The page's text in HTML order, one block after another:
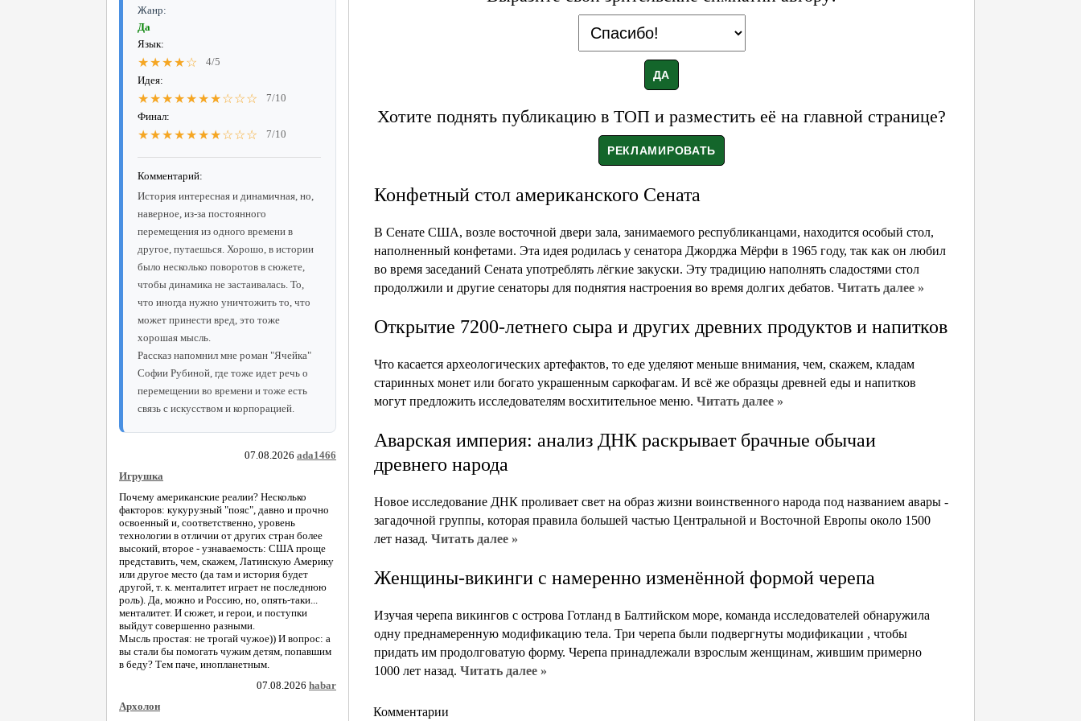
Жанр:
Да
Язык:
★★★★☆
4/5
Идея:
★★★★★★★☆☆☆
7/10
Финал:
★★★★★★★☆☆☆ 7/10
Комментарий:
История интересная и динамичная, но,
наверное, из-за постоянного
перемещения из одного времени в
другое, путаешься. Хорошо, в истории
было несколько поворотов в сюжете,
чтобы динамика не застаивалась. То,
что иногда нужно уничтожить то, что
может принести вред, это тоже
хорошая мысль.
Рассказ напомнил мне роман "Ячейка"
Софии Рубиной, где тоже идет речь о
перемещении во времени и тоже есть
связь с искусством и корпорацией.
07.08.2026 ada1466
Игрушка
Почему американские реалии? Несколько
факторов: кукурузный "пояс", давно и прочно
освоенный и, соответственно, уровень
технологии в отличии от других стран более
высокий, второе - узнаваемость: США проще
представить, чем, скажем, Латинскую Америку
или другое место (да там и история будет
другой, т. к. менталитет играет не последнюю
роль). Да, можно и Россию, но, опять-таки...
менталитет. И сюжет, и герои, и поступки
выйдут совершенно разными.
Мысль простая: не трогай чужое)) И вопрос: а
вы стали бы помогать чужим детям, попавшим
в беду? Тем паче, инопланетным.
07.08.2026 habar
Архолон
Хотите поднять публикацию в ТОП и разместить её на главной странице?
Конфетный стол американского Сената
В Сенате США, возле восточной двери зала, занимаемого республиканцами, находится особый стол,
наполненный конфетами. Эта идея родилась у сенатора Джорджа Мёрфи в 1965 году, так как он любил
во время заседаний Сената употреблять лёгкие закуски. Эту традицию наполнять сладостями стол
продолжили и другие сенаторы для поднятия настроения во время долгих дебатов. Читать далее »
Открытие 7200-летнего сыра и других древних продуктов и напитков
Что касается археологических артефактов, то еде уделяют меньше внимания, чем, скажем, кладам
старинных монет или богато украшенным саркофагам. И всё же образцы древней еды и напитков
могут предложить исследователям восхитительное меню. Читать далее »
Аварская империя: анализ ДНК раскрывает брачные обычаи
древнего народа
Новое исследование ДНК проливает свет на образ жизни воинственного народа под названием авары -
загадочной группы, которая правила большей частью Центральной и Восточной Европы около 1500
лет назад. Читать далее »
Женщины-викинги с намеренно изменённой формой черепа
Изучая черепа викингов с острова Готланд в Балтийском море, команда исследователей обнаружила
одну преднамеренную модификацию тела. Три черепа были подвергнуты модификации , чтобы
придать им продолговатую форму. Черепа принадлежали взрослым женщинам, жившим примерно
1000 лет назад. Читать далее »
Комментарии